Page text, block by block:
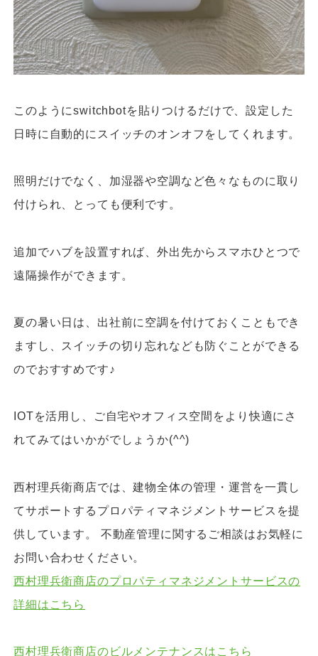
このようにswitchbotを貼りつけるだけで、設定した
日時に自動的にスイッチのオンオフをしてくれます。
照明だけでなく、加湿器や空調など色々なものに取り
付けられ、とっても便利です。
追加でハブを設置すれば、外出先からスマホひとつで
遠隔操作ができます。
夏の暑い日は、出社前に空調を付けておくこともでき
ますし、スイッチの切り忘れなども防ぐことができる
のでおすすめです♪
IOTを活用し、ご自宅やオフィス空間をより快適にさ
れてみてはいかがでしょうか(^^)
西村理兵衛商店では、建物全体の管理・運営を一貫し
てサポートするプロパティマネジメントサービスを提
供しています。 不動産管理に関するご相談はお気軽に
お問い合わせください。
西村理兵衛商店のプロパティマネジメントサービスの
詳細はこちら
西村理兵衛商店のビルメンテナンスはこちら